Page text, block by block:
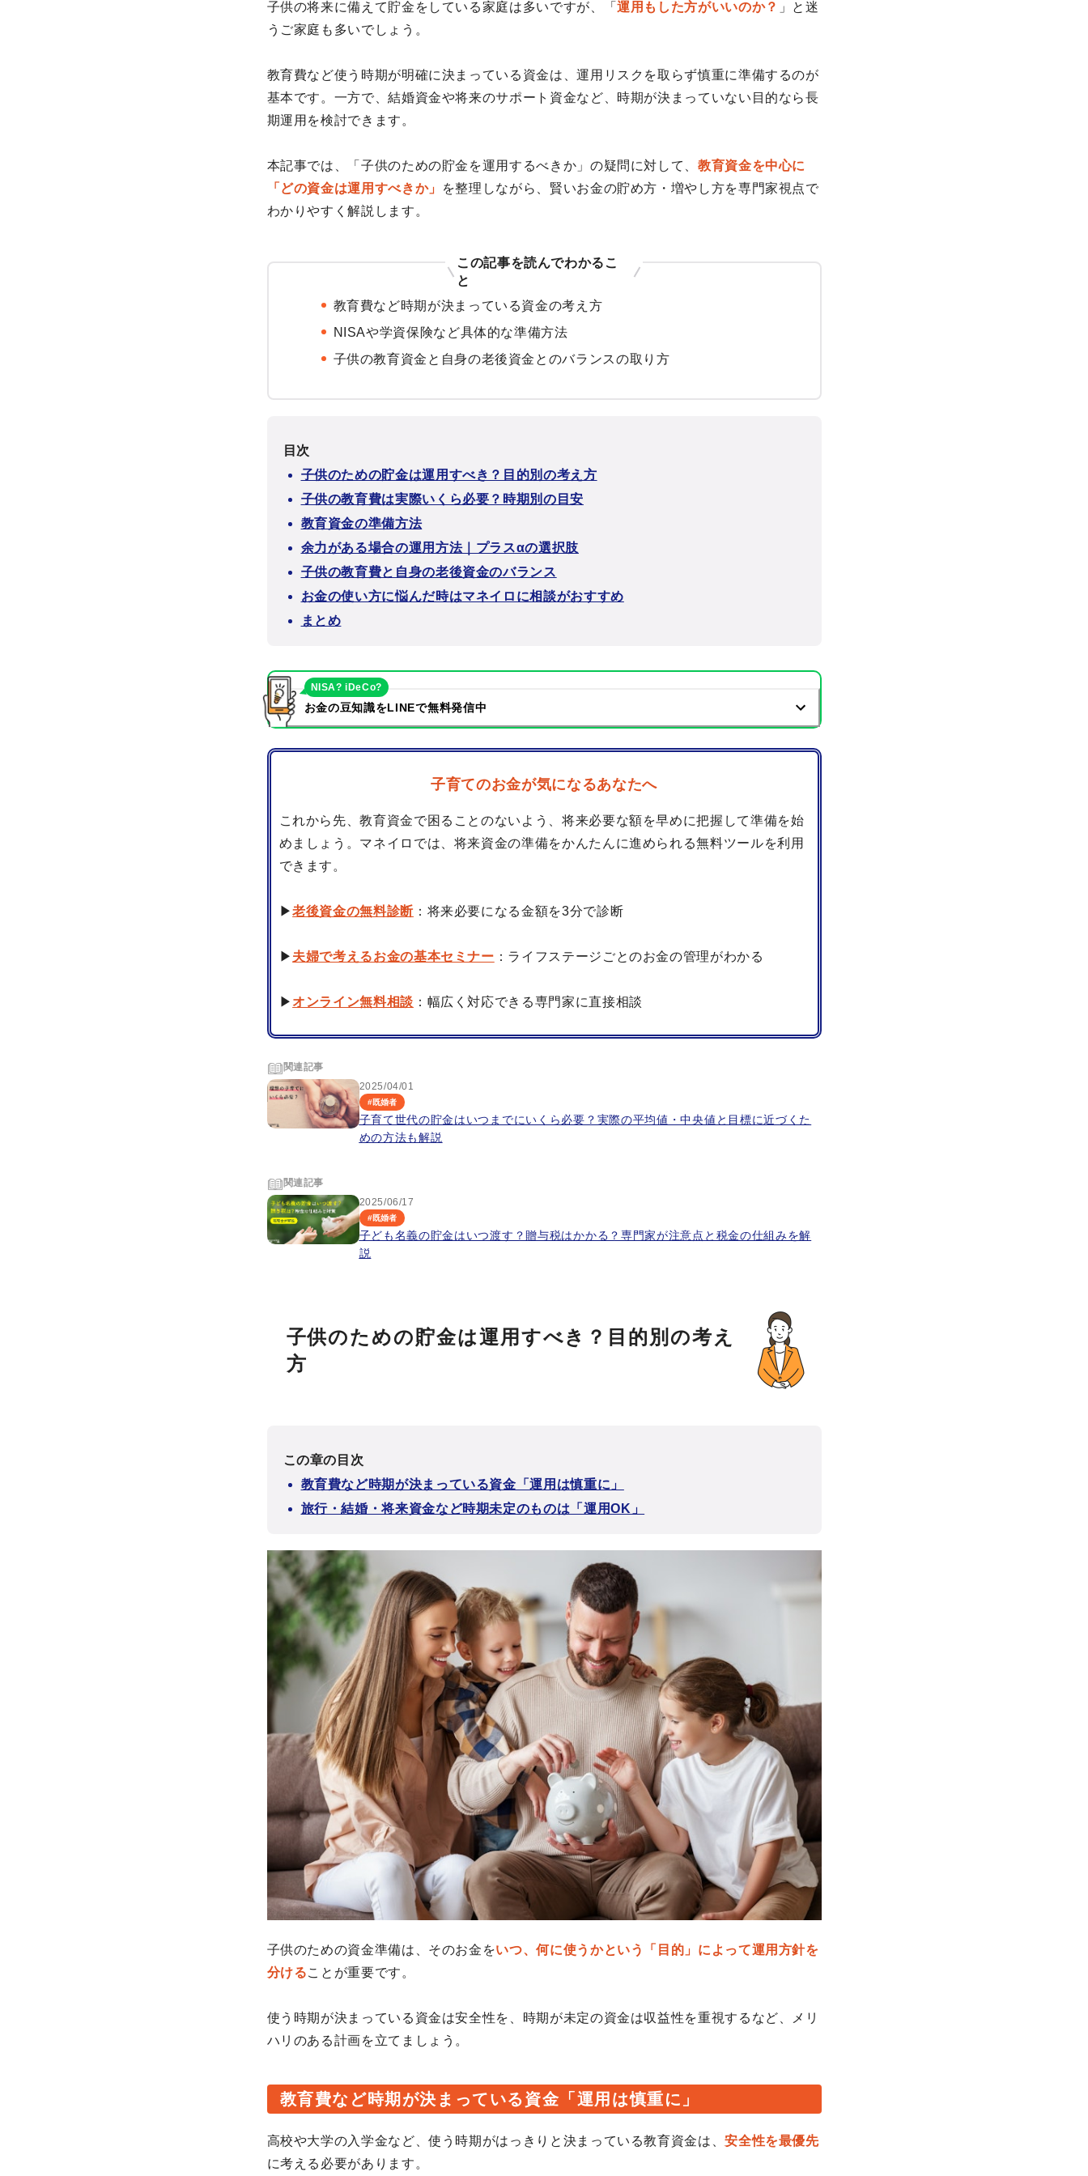
子供の将来に備えて貯金をしている家庭は多いですが、「運用もした方がいいのか？ 」と迷
うご家庭も多いでしょう。
教育費など使う時期が明確に決まっている資金は、運用リスクを取らず慎重に準備するのが
基本です。一方で、結婚資金や将来のサポート資金など、時期が決まっていない目的なら長
期運用を検討できます。
本記事では、「子供のための貯金を運用するべきか」の疑問に対して、 教育資金を中心に
「どの資金は運用すべきか」
を整理しながら、賢いお金の貯め方・増やし方を専門家視点で
わかりやすく解説します。
この記事を読んでわかるこ
と
教育費など時期が決まっている資金の考え方
NISAや学資保険など具体的な準備方法
子供の教育資金と自身の老後資金とのバランスの取り方
目次
子供のための貯金は運用すべき？目的別の考え方
子供の教育費は実際いくら必要？時期別の目安
教育資金の準備方法
余力がある場合の運用方法｜プラスαの選択肢
子供の教育費と自身の老後資金のバランス
お金の使い方に悩んだ時はマネイロに相談がおすすめ
まとめ
お金の豆知識をLINEで無料発信中
NISA? iDeCo?
子育てのお金が気になるあなたへ
これから先、教育資金で困ることのないよう、将来必要な額を早めに把握して準備を始
めましょう。マネイロでは、将来資金の準備をかんたんに進められる無料ツールを利用
できます。
▶老後資金の無料診断：将来必要になる金額を3分で診断
▶ 夫婦で考えるお金の基本セミナー ：ライフステージごとのお金の管理がわかる
▶ オンライン無料相談 ：幅広く対応できる専門家に直接相談
関連記事
2025/04/01
#既婚者
子育て世代の貯金はいつまでにいくら必要？実際の平均値・中央値と目標に近づくた
めの方法も解説
関連記事
2025/06/17
#既婚者
子ども名義の貯金はいつ渡す？贈与税はかかる？専門家が注意点と税金の仕組みを解
説
子供のための貯金は運用すべき？目的別の考え
方
この章の目次
教育費など時期が決まっている資金「運用は慎重に」
旅行・結婚・将来資金など時期未定のものは「運用OK」
子供のための資金準備は、そのお金をいつ、何に使うかという「目的」によって運用方針を
分けることが重要です。
使う時期が決まっている資金は安全性を、時期が未定の資金は収益性を重視するなど、メリ
ハリのある計画を立てましょう。
教育費など時期が決まっている資金「運用は慎重に」
高校や大学の入学金など、使う時期がはっきりと決まっている教育資金は、安全性を最優先
に考える必要があります。